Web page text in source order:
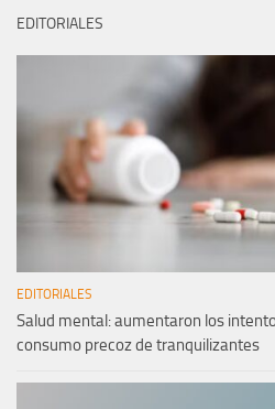
EDITORIALES
EDITORIALES
Salud mental: aumentaron los
consumo precoz de tranquilizantes